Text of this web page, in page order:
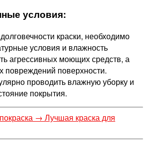
условия:
краски, необходимо
условия и влажность
агрессивных моющих средств, а
повреждений поверхности.
проводить влажную уборку и
покрытия.
→ Лучшая краска для